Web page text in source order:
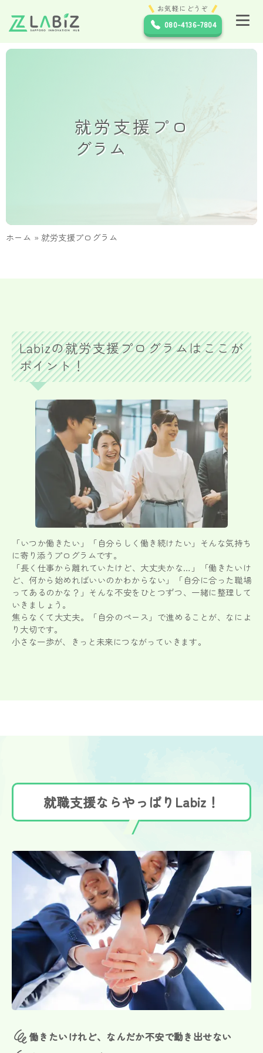
お気軽にどうぞ
080-4136-7804
就労支援プロ
グラム
ホーム » 就労支援プログラム
Labizの就労支援プログラムはここが
ポイント！
「いつか働きたい」「自分らしく働き続けたい」そんな気持ち
に寄り添うプログラムです。
「長く仕事から離れていたけど、大丈夫かな…」「働きたいけ
ど、何から始めればいいのかわからない」「自分に合った職場
ってあるのかな？」そんな不安をひとつずつ、一緒に整理して
いきましょう。
焦らなくて大丈夫。「自分のペース」で進めることが、なによ
り大切です。
小さな一歩が、きっと未来につながっていきます。
就職支援ならやっぱりLabiz！
働きたいけれど、なんだか不安で動き出せない